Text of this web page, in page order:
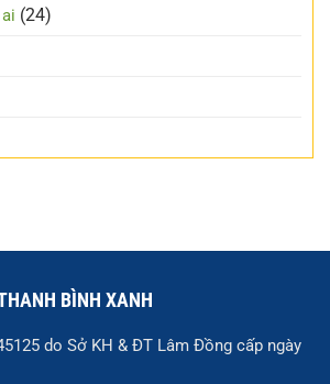
(24)
BÌNH XANH
do Sở KH & ĐT Lâm Đồng cấp ngày